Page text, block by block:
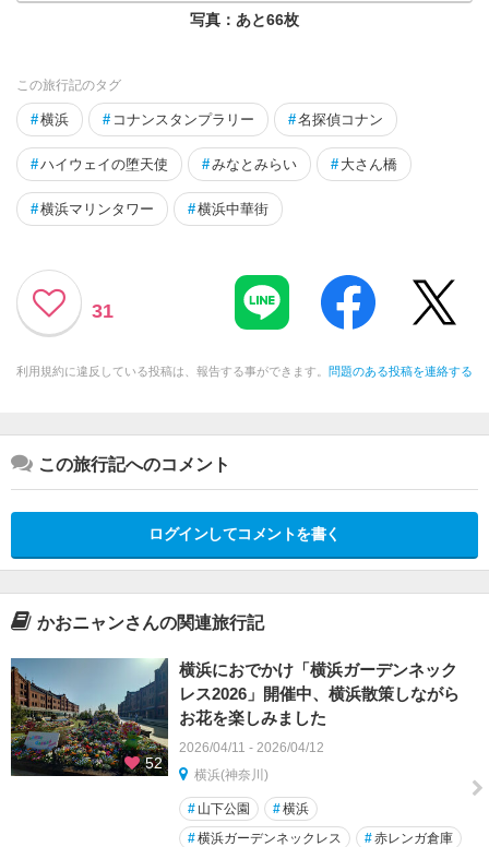
写真：あと66枚
この旅行記のタグ
#横浜 # コナンスタンプラリー #名探偵コナン
#ハイウェイの堕天使 #みなとみらい # 大さん橋
#横浜マリンタワー #横浜中華街
31
利用規約に違反している投稿は、報告する事ができます。 問題のある投稿を連絡する
この旅行記へのコメント
ログインしてコメントを書く
かおニャンさんの関連旅行記
52
横浜におでかけ「横浜ガーデンネック
レス2026」開催中、横浜散策しながら
お花を楽しみました
2026/04/11 - 2026/04/12
横浜(神奈川)
# 山下公園 #横浜
#横浜ガーデンネックレス #赤レンガ倉庫